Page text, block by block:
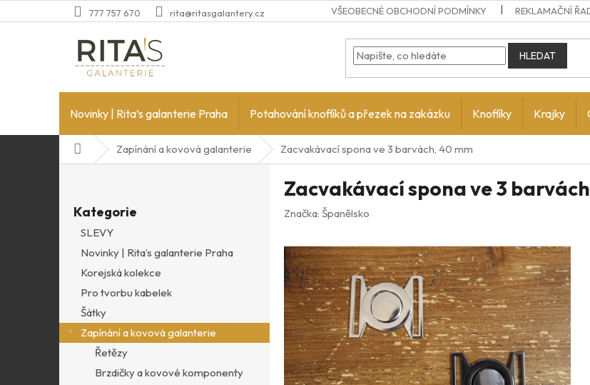
na
777 757 670 rita@ritasgalantery.cz VŠEOBECNÉ OBCHODNÍ PODMÍNKY REKLAMAČNÍ
HLEDAT
Novinky | Rita’s galanterie Praha Potahování knoflíků a přezek na zakázku Knoflíky Krajky
Domů Zapínání a kovová galanterie Zacvakávací spona ve 3 barvách, 40 mm
p
a
kategorie
Kategorie
SLEVY
Novinky | Rita’s galanterie Praha
Korejská kolekce
Pro tvorbu kabelek
Šátky
Zapínání a kovová galanterie
Řetězy
Brzdičky a kovové komponenty
Zacvakávací spona ve 3
Značka: Španělsko